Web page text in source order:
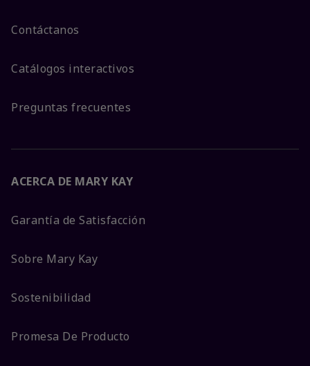
Contáctanos
Catálogos interactivos
Preguntas frecuentes
ACERCA DE MARY KAY
Garantía de Satisfacción
Sobre Mary Kay
Sostenibilidad
Promesa De Producto